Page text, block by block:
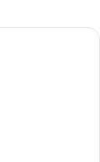
sengetøj,